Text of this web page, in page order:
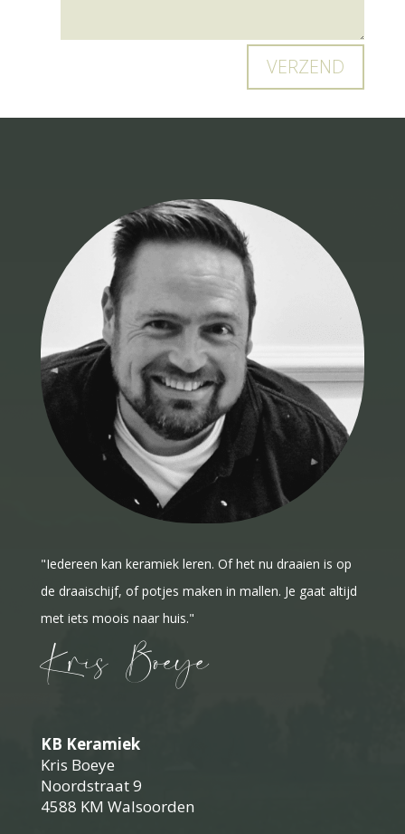
VERZEND
"Iedereen kan keramiek leren. Of het nu draaien is op
de draaischijf, of potjes maken in mallen. Je gaat altijd
met iets moois naar huis."
Kris Boeye
KB Keramiek
Kris Boeye
Noordstraat 9
4588 KM Walsoorden